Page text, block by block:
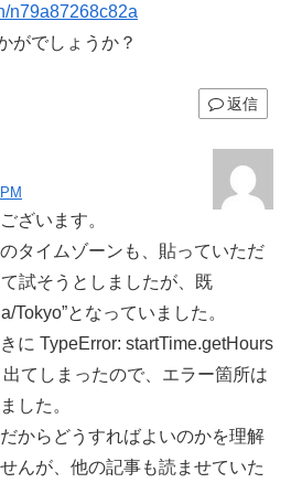
n79a87268c82a
がでしょうか？
返信
ざいます。
タイムゾーンも、貼っていただ
試そうとしましたが、既
Tokyo”となっていました。
に TypeError: startTime.getHours
てしまったので、エラー箇所は
した。
からどうすればよいのかを理解
んが、他の記事も読ませていた